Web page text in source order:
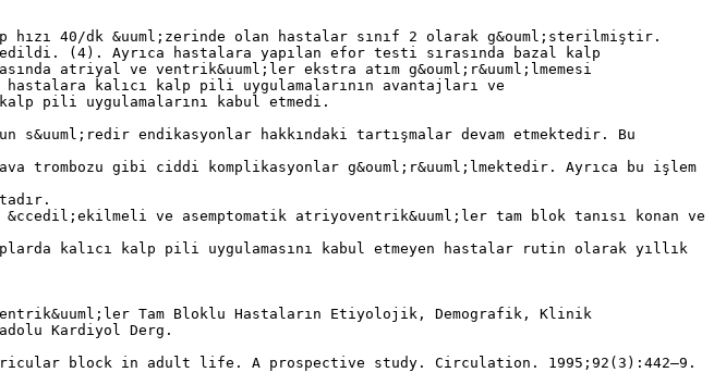
hızı 40/dk &uuml;zerinde olan hastalar sınıf 2 olarak g&ouml;sterilmiştir.
(4). Ayrıca hastalara yapılan efor testi sırasında bazal kalp
atriyal ve ventrik&uuml;ler ekstra atım g&ouml;r&uuml;lmemesi
kalıcı kalp pili uygulamalarının avantajları ve
pili uygulamalarını kabul etmedi.
s&uuml;redir endikasyonlar hakkındaki tartışmalar devam etmektedir. Bu
trombozu gibi ciddi komplikasyonlar g&ouml;r&uuml;lmektedir. Ayrıca bu işlem
ve asemptomatik atriyoventrik&uuml;ler tam blok tanısı konan ve
kalıcı kalp pili uygulamasını kabul etmeyen hastalar rutin olarak yıllık
Tam Bloklu Hastaların Etiyolojik, Demografik, Klinik
Kardiyol Derg.
block in adult life. A prospective study. Circulation. 1995;92(3):442–9.